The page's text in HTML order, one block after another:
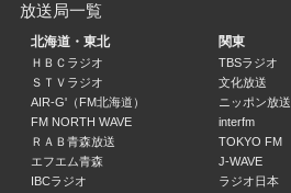
07:45 ～ 08:00
日本全国８時です
藤森祥平 北村まあさ 生島淳
08:00 ～ 08:15
小倉・ＩＭＡＬＵの〇〇玉手箱
小倉淳 ＩＭＡＬＵ
放送局一覧
北海道・東北
ＨＢＣラジオ
ＳＴＶラジオ
AIR-G'（FM北海道）
FM NORTH WAVE
ＲＡＢ青森放送
エフエム青森
IBCラジオ
関東
TBSラジオ
文化放送
ニッポン放送
interfm
TOKYO FM
J-WAVE
ラジオ日本